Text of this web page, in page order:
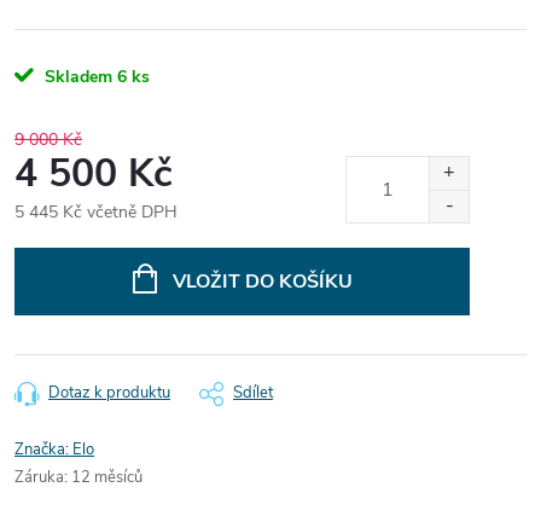
Skladem 6 ks
9 000 Kč
4 500 Kč
5 445 Kč včetně DPH
VLOŽIT DO KOŠÍKU
Dotaz k produktu Sdílet
Značka: Elo
Záruka: 12 měsíců